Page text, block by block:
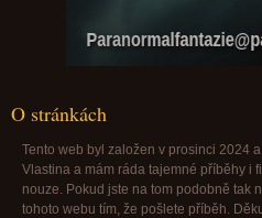
O stránkách
Tento web byl založen v prosinci 2024
Vlastina a mám ráda tajemné příběhy i
nouze. Pokud jste na tom podobně tak
tohoto webu tím, že pošlete příběh.